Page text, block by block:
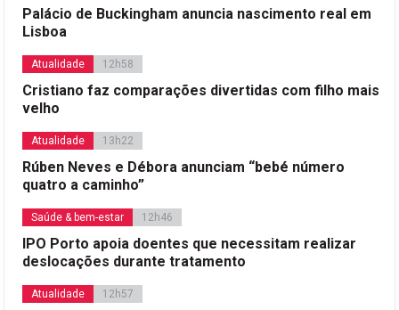
Palácio de Buckingham anuncia nascimento real em
Lisboa
Atualidade 12h58
Cristiano faz comparações divertidas com filho mais
velho
Atualidade 13h22
Rúben Neves e Débora anunciam “bebé número
quatro a caminho”
Saúde & bem-estar 12h46
IPO Porto apoia doentes que necessitam realizar
deslocações durante tratamento
Atualidade 12h57